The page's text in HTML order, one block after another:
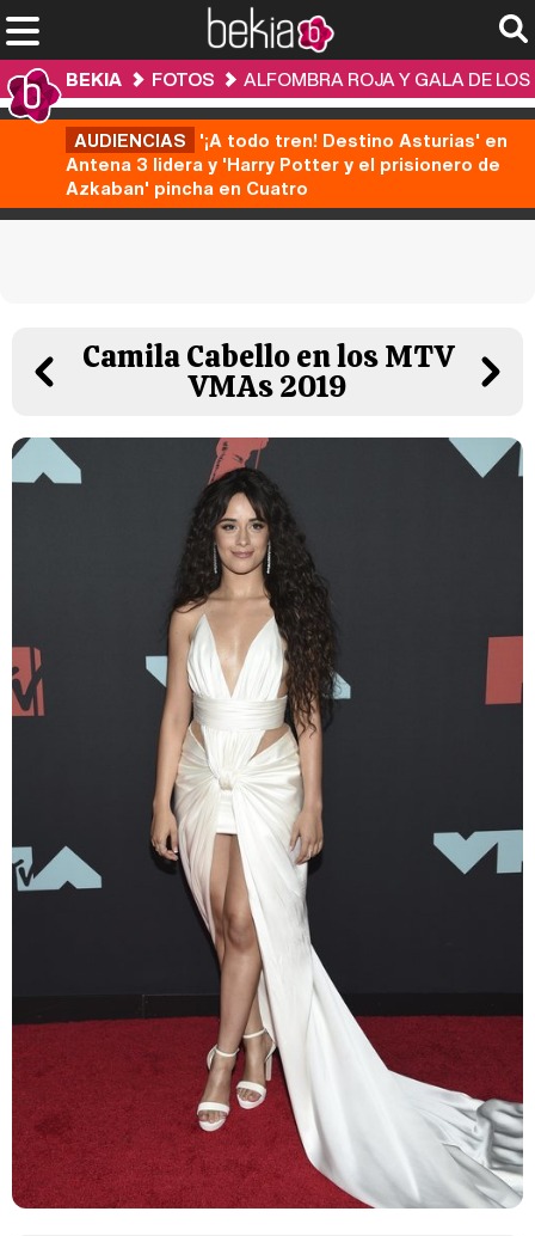
BEKIA FOTOS ALFOMBRA ROJA Y GALA DE
AUDIENCIAS '¡A todo tren! Destino Asturias' en
Antena 3 lidera y 'Harry Potter y el prisionero de
Azkaban' pincha en Cuatro
Camila Cabello en los MTV
VMAs 2019